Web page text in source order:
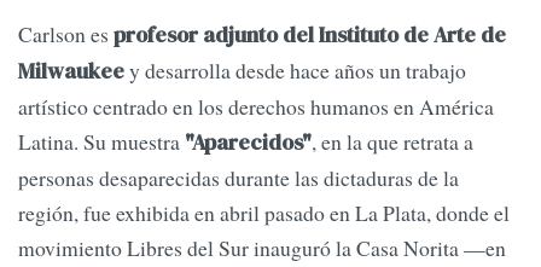
Carlson es profesor adjunto del Instituto de Arte de
Milwaukeey desarrolla desde hace años un trabajo
artístico centrado en los derechos humanos en América
Latina. Su muestra "Aparecidos", en la que retrata a
personas desaparecidas durante las dictaduras de la
región, fue exhibida en abril pasado en La Plata, donde el
movimiento Libres del Sur inauguró la Casa Norita —en